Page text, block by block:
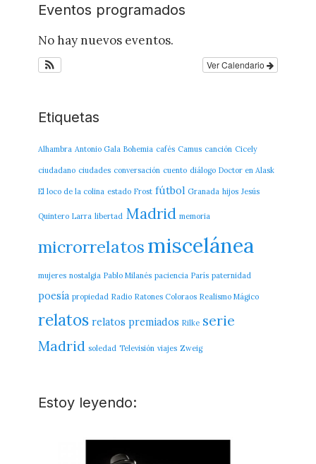
Eventos programados
No hay nuevos eventos.
Ver Calendario
Etiquetas
Alhambra Antonio Gala Bohemia cafés Camus canción Cicely
ciudadano ciudades conversación cuento diálogo Doctor en Alask
El loco de la colina estado Frost fútbol Granada hijos Jesús
Quintero Larra libertad Madrid memoria
microrrelatos miscelánea
mujeres nostalgia Pablo Milanés paciencia París paternidad
poesía propiedad Radio Ratones Coloraos Realismo Mágico
relatos relatos premiados Rilke serie
Madrid soledad Televisión viajes Zweig
Estoy leyendo: